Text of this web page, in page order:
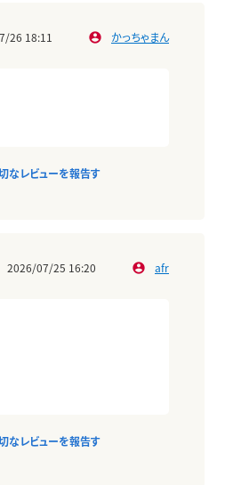
26 18:11 かっちゃまん
なレビューを報告す
2026/07/25 16:20 afr
なレビューを報告す